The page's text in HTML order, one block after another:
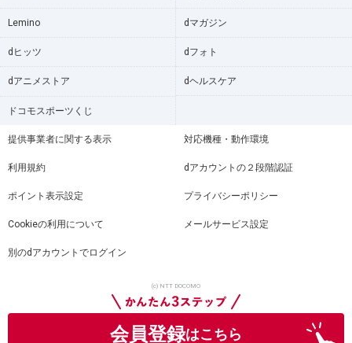
会員登録はこちら
Lemino dマガジン
dヒッツ dフォト
dアニメストア dヘルスケア
ドコモスポーツくじ
提供事業者に関する表示 対応機種・動作環境
利用規約 dアカウントの２段階認証
ポイント表示設定 プライバシーポリシー
Cookieの利用について メールサービス設定
別のdアカウントでログイン
(c) NTT DOCOMO